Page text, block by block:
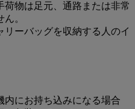
荷物は足元、通路または非常
。
内にお持ち込みになる場合